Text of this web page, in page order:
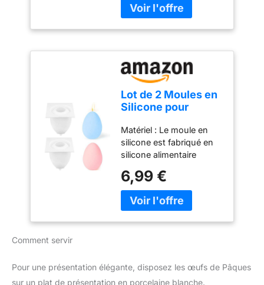
Lot de 2 Moules en
Silicone pour
en Forme d'Œufs,
Moule à Œufs de
Pâques
Matériel : Le moule en
silicone est fabriqué en
silicone alimentaire
lisse, durable, flexible et
réutilisable. Le moule en
silicone pour bougies
résine époxy. Le silicone
de moulage est fabriqué
6,99 €
Comment servir
Pour une présentation élégante, disposez les œufs de Pâques
sur un plat de présentation en porcelaine blanche.